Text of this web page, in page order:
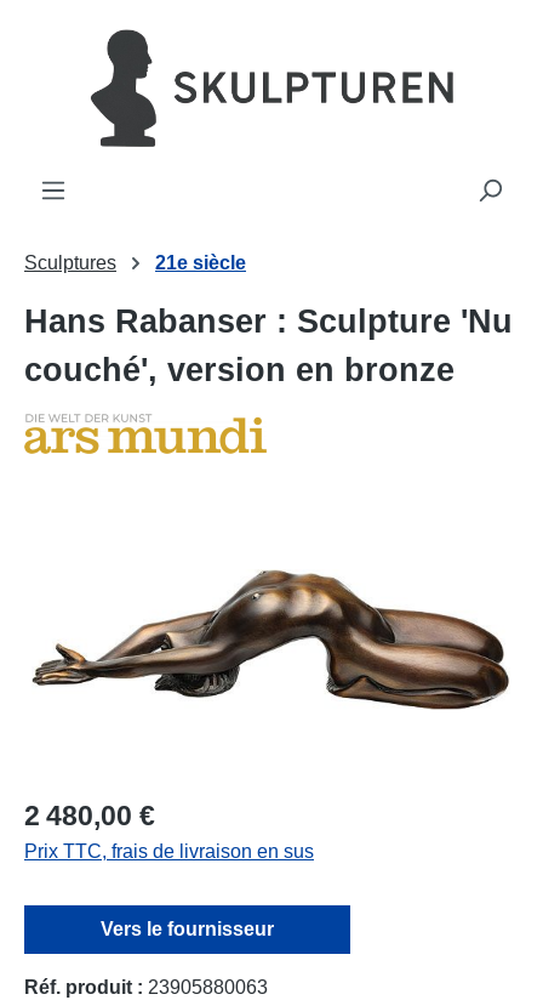
principal
Sculptures 21e siècle
Hans Rabanser : Sculpture 'Nu
couché', version en bronze
2 480,00 €
Prix TTC, frais de livraison en sus
Vers le fournisseur
Réf. produit : 23905880063